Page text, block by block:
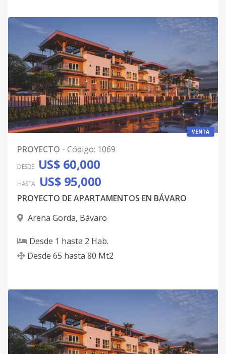
VENTA
PROYECTO - Código: 1069
DESDE US$ 60,000
HASTA US$ 95,000
PROYECTO DE APARTAMENTOS EN BÁVARO
Arena Gorda, Bávaro
Desde 1 hasta 2 Hab.
Desde 65 hasta 80 Mt2